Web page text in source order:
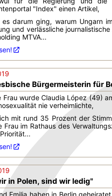
"Index" einen Artikel,
es darum ging, warum Ungarn
und verlässliche
MTVA...
Bürgermeisterin für
Frau wurde Claudia López (49)
nie verheimlichte,
mit rund 35 Prozent der
Frau im Rathaus des
in Polen, sind wir ledig"
Emilia haben in Berlin